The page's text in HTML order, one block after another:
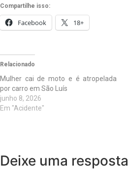
Compartilhe isso:
Facebook 18+
Relacionado
Mulher cai de moto e é atropelada
por carro em São Luís
junho 8, 2026
Em "Acidente"
Deixe uma resposta